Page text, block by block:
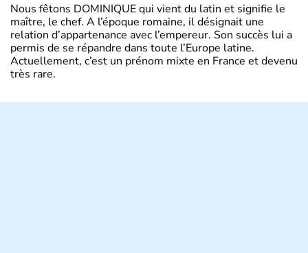
Nous fêtons DOMINIQUE qui vient du latin et signifie le
maître, le chef. A l’époque romaine, il désignait une
relation d’appartenance avec l’empereur. Son succès lui a
permis de se répandre dans toute l’Europe latine.
Actuellement, c’est un prénom mixte en France et devenu
très rare.